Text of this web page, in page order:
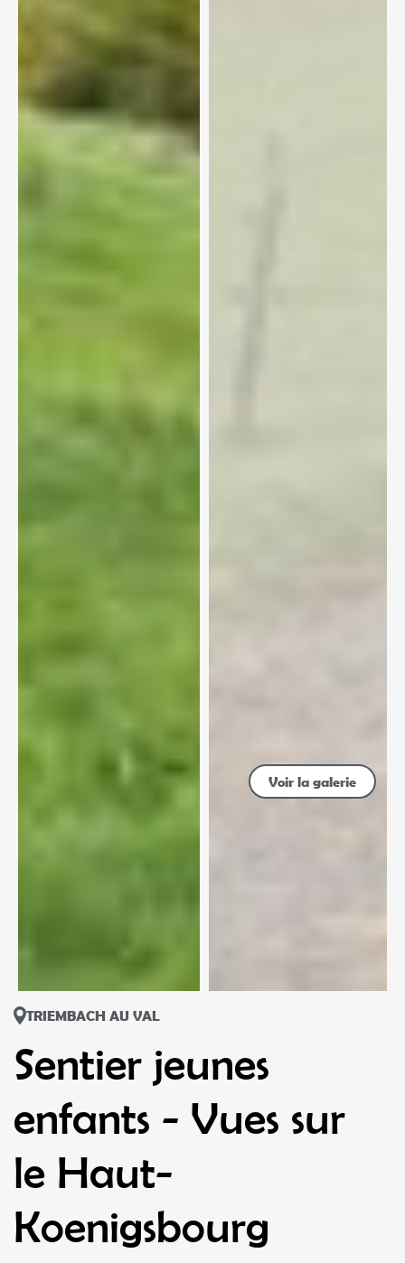
Voir la galerie
TRIEMBACH AU VAL
Sentier jeunes
enfants - Vues sur
le Haut-
Koenigsbourg